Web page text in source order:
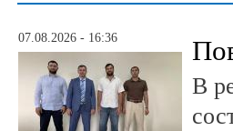
07.08.2026 - 16:36
В